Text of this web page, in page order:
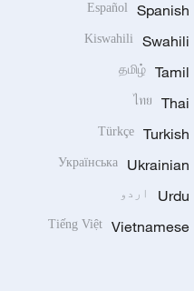
Spanish
Español
Swahili
Kiswahili
Tamil
தமிழ்
Thai
ไทย
Turkish
Türkçe
Ukrainian
Українська
Urdu اردو
Vietnamese
Tiếng Việt